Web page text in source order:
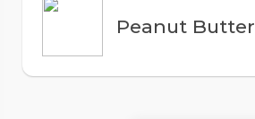
Peanut Butter